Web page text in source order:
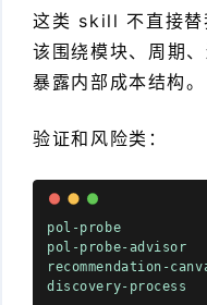
这类 skill 不直接替
该围绕模块、周期
暴露内部成本结构。
验证和风险类：
pol-probe
pol-probe-advisor
recommendation-
discovery-process